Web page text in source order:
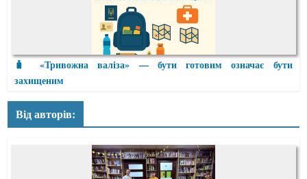
🧳 «Тривожна валіза» — бути готовим означає бути
захищеним
Від авторів: